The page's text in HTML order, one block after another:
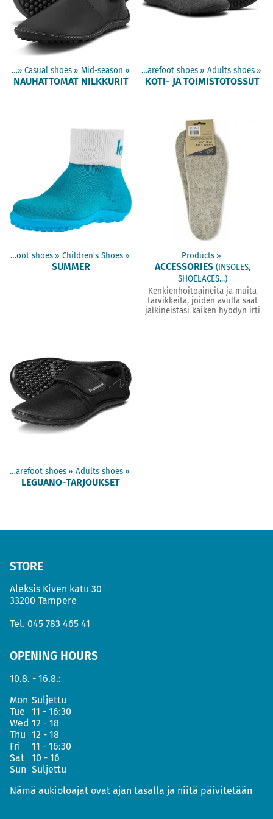
‪» Casual shoes ‪» Mid-season ‪»
NAUHATTOMAT NILKKURIT
Products Barefoot shoes ‪» Adults shoes ‪»
KOTI- JA TOIMISTOTOSSUT
Barefoot shoes ‪» Children's Shoes ‪»
SUMMER
Products ‪»
ACCESSORIES(INSOLES,
SHOELACES...)
Kenkienhoitoaineita ja muita
tarvikkeita, joiden avulla saat
jalkineistasi kaiken hyödyn irti
Barefoot shoes ‪» Adults shoes ‪»
LEGUANO-TARJOUKSET
STORE
Aleksis Kiven katu 30
33200 Tampere
Tel. 045 783 465 41
OPENING HOURS
10.8. - 16.8.:
Mon Suljettu
Tue
11 - 16:30
Wed 12 - 18
Thu 12 - 18
Fri
11 - 16:30
Sat
10 - 16
Sun Suljettu
Nämä aukioloajat ovat ajan tasalla ja niitä päivitetään